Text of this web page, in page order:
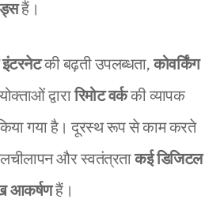
हैं।
की बढ़ती उपलब्धता,कोवर्किंग
द्वारारिमोट वर्ककी व्यापक
किया गया है। दूरस्थ रूप से काम करते
और स्वतंत्रताकई डिजिटल
आकर्षणहैं।